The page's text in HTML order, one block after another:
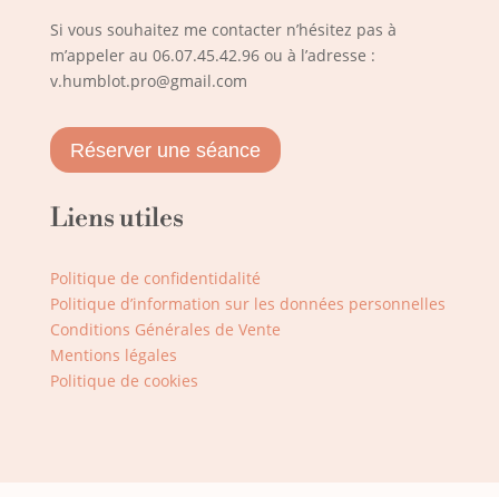
Si vous souhaitez me contacter n’hésitez pas à
m’appeler au 06.07.45.42.96ou à l’adresse :
v.humblot.pro@gmail.com
Réserver une séance
Liens utiles
Politique de confidentidalité
Politique d’information sur les données personnelles
Conditions Générales de Vente
Mentions légales
Politique de cookies